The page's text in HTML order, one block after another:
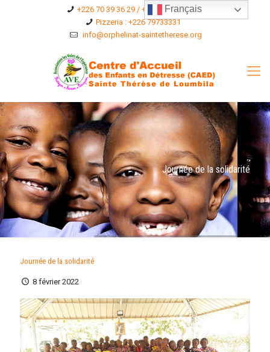
+226 70 39 36 29 / +226 75 36 96 76
Pizzeria : +226 79733331
info@orphelinat-saintetherese.org
Journée de la solidarité
Journée de la solidarité
8 février 2022
Français